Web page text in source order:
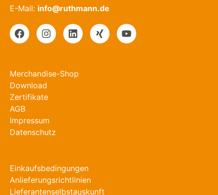
E-Mail: info@ruthmann.de
Merchandise-Shop
Download
Zertifikate
AGB
Impressum
Datenschutz
Einkaufsbedingungen
Anlieferungsrichtlinien
Lieferantenselbstauskunft